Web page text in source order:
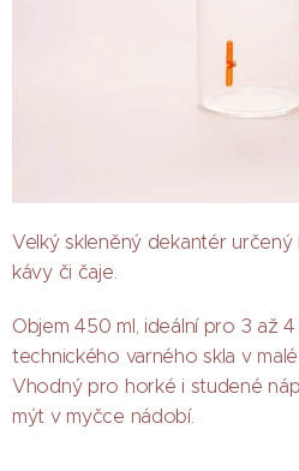
Velký skleněný dekantér
kávy či čaje.
Objem 450 ml, ideální pro 3 až
technického varného skla v
Vhodný pro horké i studené
mýt v myčce nádobí.